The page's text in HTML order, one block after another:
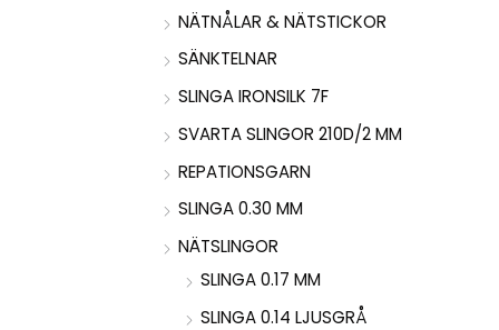
NÄTNÅLAR & NÄTSTICKOR
SÄNKTELNAR
SLINGA IRONSILK 7F
SVARTA SLINGOR 210D/2 MM
REPATIONSGARN
SLINGA 0.30 MM
NÄTSLINGOR
SLINGA 0.17 MM
SLINGA 0.14 LJUSGRÅ